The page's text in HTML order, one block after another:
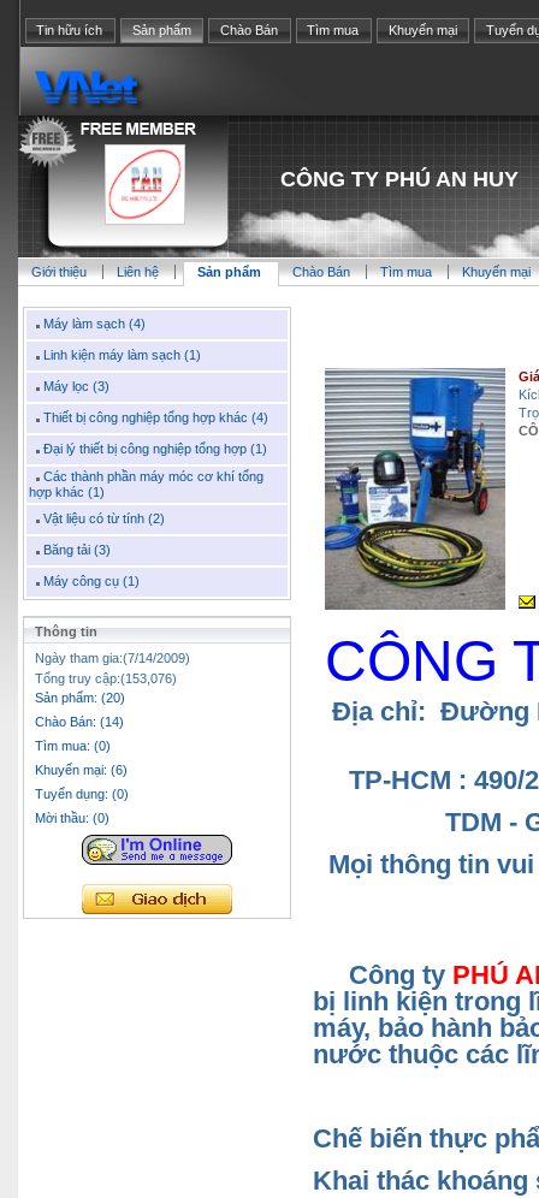
Tin hữu ích Sản phẩm Chào Bán Tìm mua Khuyến mại Tuyển
CÔNG TY PHÚ AN HUY
Giới thiệu Liên hệ Sản phẩm Chào Bán Tìm mua Khuyến mại
Máy làm sạch (4)
Linh kiện máy làm sạch (1)
Máy lọc (3)
Thiết bị công nghiệp tổng hợp khác (4)
Đại lý thiết bị công nghiệp tổng hợp (1)
Các thành phần máy móc cơ khí tổng
hợp khác (1)
Vật liệu có từ tính (2)
Băng tải (3)
Máy công cụ (1)
Thông tin
Ngày tham gia:(7/14/2009)
Tổng truy cập:(153,076)
Sản phẩm: (20)
Chào Bán: (14)
Tìm mua: (0)
Khuyến mại: (6)
Tuyển dụng: (0)
Mời thầu: (0)
CÔNG
Địa chỉ: Đường
TP-HCM : 490/
TDM -
Mọi thông tin
Công ty PHÚ
bị linh kiện trong
máy, bảo hành
nước thuộc các
Chế biến thực
Khai thác khoáng